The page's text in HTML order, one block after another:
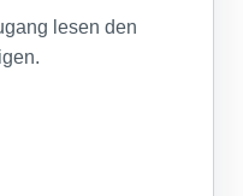
lesen den